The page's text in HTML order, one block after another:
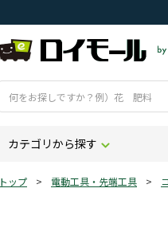
カテゴリから探す
トップ > 電動工具・先端工具 >